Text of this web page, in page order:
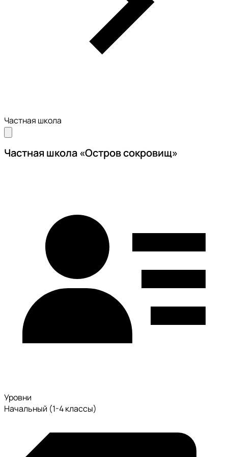
Частная школа
Частная школа «Остров сокровищ»
Уровни
Начальный (1-4 классы)